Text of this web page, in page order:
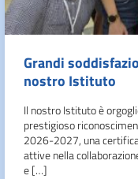
Grandi
nostro Istituto
Il nostro Istituto è
prestigioso
2026-2027, una
attive nella
e […]